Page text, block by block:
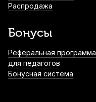
Распродажа
Бонусы
Реферальная программа
для педагогов
Бонусная система